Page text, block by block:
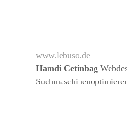
www.lebuso.de
Hamdi Cetinbag